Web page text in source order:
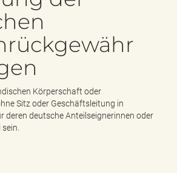
d
Körperschaft oder
Sitz oder Geschäftsleitung in
deren deutsche Anteilseignerinnen oder